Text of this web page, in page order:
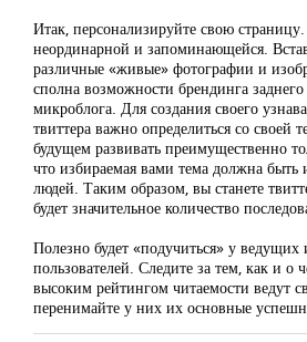
Итак, персонализируйте свою
неординарной и запоминающейся.
различные «живые» фотографии и
сполна возможности брендинга
микроблога. Для создания своего
твиттера важно определиться со своей
будущем развивать преимущественно
что избираемая вами тема должна быть
людей. Таким образом, вы станете
будет значительное количество
Полезно будет «подучиться» у
пользователей. Следите за тем, как и о
высоким рейтингом читаемости ведут
перенимайте у них их основные